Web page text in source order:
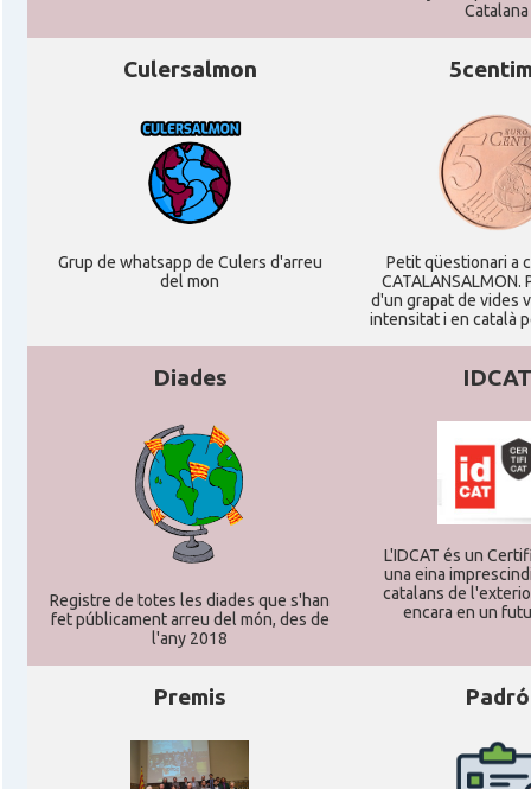
Consolat general a Frankfurt am
Consolat Consolat general a Hamburg
Consolat general a Munich
Consolat general a Stuttgart
Ambaixada espanyola a Alemanya
Catalana
Culersalmon
Grup de whatsapp de Culers d'arreu
del mon
Petit qüestionari a
CATALANSALMON.
d'un grapat de vides
intensitat i en català
Diades
Registre de totes les diades que s'han
fet públicament arreu del món, des de
l'any 2018
IDCAT
L'IDCAT és un
una eina
catalans de
encara en un
Premis Padró